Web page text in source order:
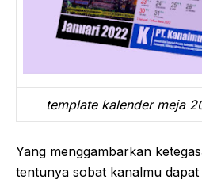
template kalender meja
Yang menggambarkan
tentunya sobat kanalmu